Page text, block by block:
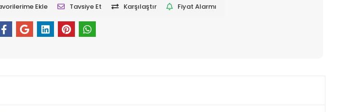
Ekle Tavsiye Et Karşılaştır Fiyat Alarmı